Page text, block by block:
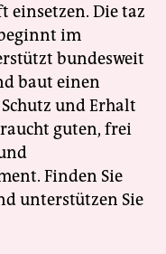
einsetzen. Die taz
im
bundesweit
baut einen
und Erhalt
guten, frei
Finden Sie
unterstützen Sie